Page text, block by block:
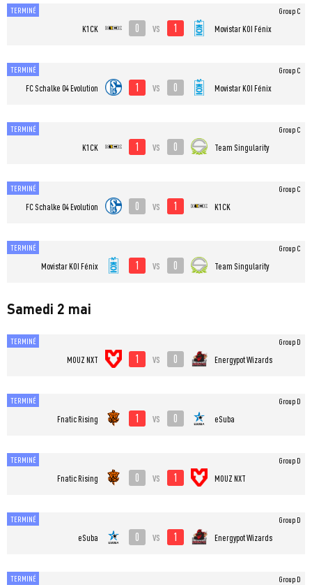
TERMINÉ
K1CK 0 vs 1 ⁠Movistar KOI Fénix
Group C
TERMINÉ
FC Schalke 04 Evolution 1 vs 0 ⁠Movistar KOI Fénix
Group C
TERMINÉ
K1CK 1 vs 0 Team Singularity
Group C
TERMINÉ
FC Schalke 04 Evolution 0 vs 1 K1CK
Group C
TERMINÉ
⁠Movistar KOI Fénix 1 vs 0 Team Singularity
Group C
Samedi 2 mai
TERMINÉ
MOUZ NXT 1 vs 0 Energypot Wizards
Group D
TERMINÉ
Fnatic Rising 1 vs 0 eSuba
Group D
TERMINÉ
Fnatic Rising 0 vs 1 MOUZ NXT
Group D
TERMINÉ
eSuba 0 vs 1 Energypot Wizards
Group D
TERMINÉ Group D